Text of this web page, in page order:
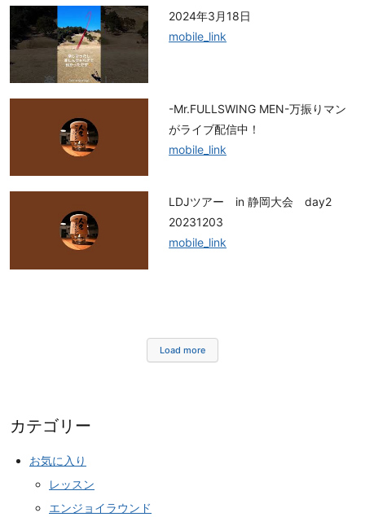
2024年3月18日
mobile_link
-Mr.FULLSWING MEN-万振りマン
がライブ配信中！
mobile_link
LDJツアー in 静岡大会 day2
20231203
mobile_link
Load more
カテゴリー
お気に入り
レッスン
エンジョイラウンド